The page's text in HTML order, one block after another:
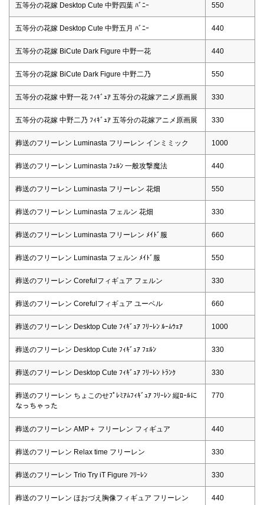
五等分の花嫁 Desktop Cute 中野四葉 ﾊﾞﾆｰ 550
五等分の花嫁 Desktop Cute 中野五月 ﾊﾞﾆｰ 440
五等分の花嫁 BiCute Dark Figure 中野一花 440
五等分の花嫁 BiCute Dark Figure 中野二乃 550
五等分の花嫁 中野一花 ﾌｨｷﾞｭｱ 五等分の花嫁アニメ原画展 330
五等分の花嫁 中野二乃 ﾌｨｷﾞｭｱ 五等分の花嫁アニメ原画展 330
葬送のフリーレン Luminasta フリーレン インミミック 1000
葬送のフリーレン Luminasta ﾌｪﾙﾝ 一般攻撃魔法 440
葬送のフリーレン Luminasta フリーレン 花畑 550
葬送のフリーレン Luminasta フェルン 花畑 330
葬送のフリーレン Luminasta フリーレン ﾒｲﾄﾞ服 660
葬送のフリーレン Luminasta フェルン ﾒｲﾄﾞ服 550
葬送のフリーレン Corefulフィギュア フェルン 330
葬送のフリーレン Corefulフィギュア ユーベル 660
葬送のフリーレン Desktop Cute ﾌｨｷﾞｭｱ ﾌﾘｰﾚﾝ ﾙｰﾑｳｪｱ 1000
葬送のフリーレン Desktop Cute ﾌｨｷﾞｭｱ ﾌｪﾙﾝ 330
葬送のフリーレン Desktop Cute ﾌｨｷﾞｭｱ ﾌﾘｰﾚﾝ ﾄﾗﾝｸ 330
葬送のフリーレン ちょこのせﾌﾟﾚﾐｱﾑﾌｨｷﾞｭｱ ﾌﾘｰﾚﾝ 縦ﾛｰﾙに
なっちゃった
770
葬送のフリーレン AMP＋ フリーレン フィギュア 440
葬送のフリーレン Relax time フリーレン 330
葬送のフリーレン Trio Try iT Figure ﾌﾘｰﾚﾝ 330
葬送のフリーレン ほおづえ胸像フィギュア フリーレン 440